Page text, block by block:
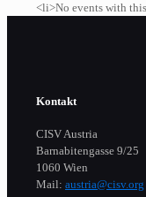
<li>No events with
Kontakt
CISV Austria
Barnabitengasse 9/25
1060 Wien
Mail: austria@cisv.org